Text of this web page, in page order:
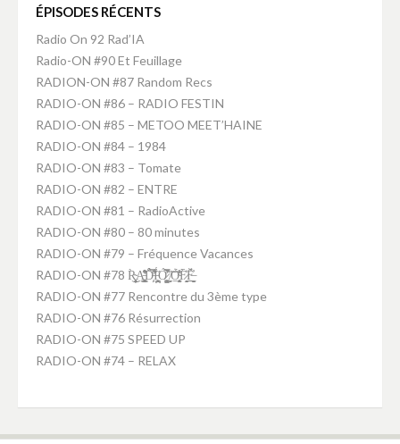
relojes especiales
replique montre
nike air max pas cher
ÉPISODES RÉCENTS
Radio On 92 Rad’IA
Radio-ON #90 Et Feuillage
RADION-ON #87 Random Recs
RADIO-ON #86 – RADIO FESTIN
RADIO-ON #85 – METOO MEET’HAINE
RADIO-ON #84 – 1984
RADIO-ON #83 – Tomate
RADIO-ON #82 – ENTRE
RADIO-ON #81 – RadioActive
RADIO-ON #80 – 80 minutes
RADIO-ON #79 – Fréquence Vacances
RADIO-ON #78 R̴͕̭͈͎̥̹̦̀͜A̵̛͚̤̝̥̥͉̘̜͇͒̽͋̑ͅD̵̛͕̗̑̈́̂͑̿́̕Ḯ̵̪̘͕̪͙̘̤̋Ó̷̧̺̙̮͚̫͛̃̀̊̿̚ ̸̼̻͝O̴̭̱͔̖̩̫͈͍̜͊́̓̇͛F̷̞̭̟̖̘̀̒̄F̶̤̠̻̫̲̲̮̗̣̓̈́̌
RADIO-ON #77 Rencontre du 3ème type
RADIO-ON #76 Résurrection
RADIO-ON #75 SPEED UP
RADIO-ON #74 – RELAX